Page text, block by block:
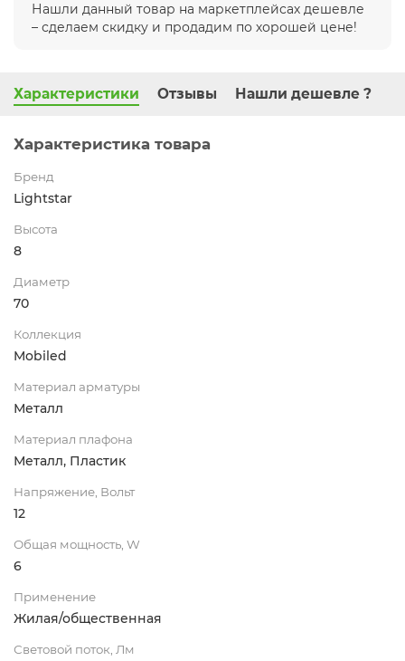
Нашли данный товар на маркетплейсах дешевле
– сделаем скидку и продадим по хорошей цене!
Характеристики Отзывы Нашли дешевле ?
Характеристика товара
Бренд
Lightstar
Высота
8
Диаметр
70
Коллекция
Mobiled
Материал арматуры
Металл
Материал плафона
Металл, Пластик
Напряжение, Вольт
12
Общая мощность, W
6
Применение
Жилая/общественная
Световой поток, Лм